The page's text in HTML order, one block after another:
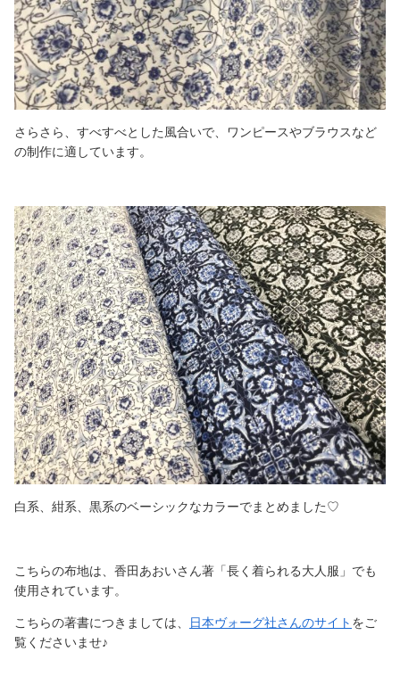
さらさら、すべすべとした風合いで、ワンピースやブラウスなど
の制作に適しています。
白系、紺系、黒系のベーシックなカラーでまとめました♡
こちらの布地は、香田あおいさん著「長く着られる大人服」でも
使用されています。
こちらの著書につきましては、 日本ヴォーグ社さんのサイト をご
覧くださいませ♪